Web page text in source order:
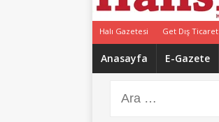
Halı Gazetesi Get Dış Ticaret
Anasayfa
E-Gazete